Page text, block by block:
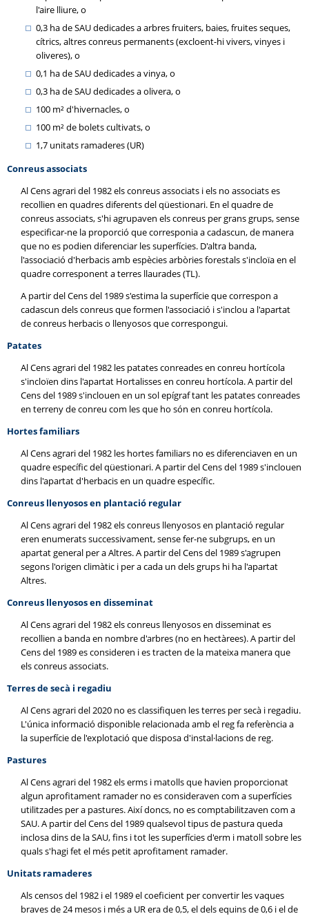
l'aire lliure, o
0,3 ha de SAU dedicades a arbres fruiters, baies, fruites seques,
cítrics, altres conreus permanents (excloent-hi vivers, vinyes i
oliveres), o
0,1 ha de SAU dedicades a vinya, o
0,3 ha de SAU dedicades a olivera, o
100 m² d'hivernacles, o
100 m² de bolets cultivats, o
1,7 unitats ramaderes (UR)
Conreus associats
Al Cens agrari del 1982 els conreus associats i els no associats es
recollien en quadres diferents del qüestionari. En el quadre de
conreus associats, s'hi agrupaven els conreus per grans grups, sense
especificar-ne la proporció que corresponia a cadascun, de manera
que no es podien diferenciar les superfícies. D'altra banda,
l'associació d'herbacis amb espècies arbòries forestals s'incloïa en el
quadre corresponent a terres llaurades (TL).
A partir del Cens del 1989 s'estima la superfície que correspon a
cadascun dels conreus que formen l'associació i s'inclou a l'apartat
de conreus herbacis o llenyosos que correspongui.
Patates
Al Cens agrari del 1982 les patates conreades en conreu hortícola
s'incloïen dins l'apartat Hortalisses en conreu hortícola. A partir del
Cens del 1989 s'inclouen en un sol epígraf tant les patates conreades
en terreny de conreu com les que ho són en conreu hortícola.
Hortes familiars
Al Cens agrari del 1982 les hortes familiars no es diferenciaven en un
quadre específic del qüestionari. A partir del Cens del 1989 s'inclouen
dins l'apartat d'herbacis en un quadre específic.
Conreus llenyosos en plantació regular
Al Cens agrari del 1982 els conreus llenyosos en plantació regular
eren enumerats successivament, sense fer-ne subgrups, en un
apartat general per a Altres. A partir del Cens del 1989 s'agrupen
segons l'origen climàtic i per a cada un dels grups hi ha l'apartat
Altres.
Conreus llenyosos en disseminat
Al Cens agrari del 1982 els conreus llenyosos en disseminat es
recollien a banda en nombre d'arbres (no en hectàrees). A partir del
Cens del 1989 es consideren i es tracten de la mateixa manera que
els conreus associats.
Terres de secà i regadiu
Al Cens agrari del 2020 no es classifiquen les terres per secà i regadiu.
L'única informació disponible relacionada amb el reg fa referència a
la superfície de l'explotació que disposa d'instal·lacions de reg.
Pastures
Al Cens agrari del 1982 els erms i matolls que havien proporcionat
algun aprofitament ramader no es consideraven com a superfícies
utilitzades per a pastures. Així doncs, no es comptabilitzaven com a
SAU. A partir del Cens del 1989 qualsevol tipus de pastura queda
inclosa dins de la SAU, fins i tot les superfícies d'erm i matoll sobre les
quals s'hagi fet el més petit aprofitament ramader.
Unitats ramaderes
Als censos del 1982 i el 1989 el coeficient per convertir les vaques
braves de 24 mesos i més a UR era de 0,5, el dels equins de 0,6 i el de